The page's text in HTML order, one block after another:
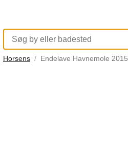
Horsens Endelave Havnemole 2015